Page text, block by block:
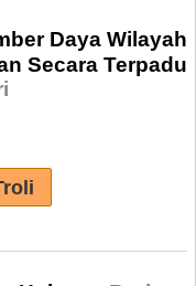
Daya Wilayah
Secara Terpadu